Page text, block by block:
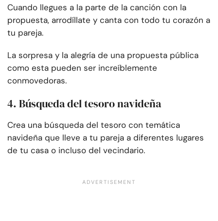
Cuando llegues a la parte de la canción con la
propuesta, arrodíllate y canta con todo tu corazón a
tu pareja.
La sorpresa y la alegría de una propuesta pública
como esta pueden ser increíblemente
conmovedoras.
4. Búsqueda del tesoro navideña
Crea una búsqueda del tesoro con temática
navideña que lleve a tu pareja a diferentes lugares
de tu casa o incluso del vecindario.